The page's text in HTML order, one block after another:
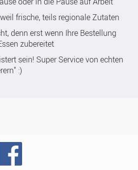
frische, teils regionale Zutaten
denn erst wenn Ihre Bestellung
zubereitet
sein! Super Service von echten
:)